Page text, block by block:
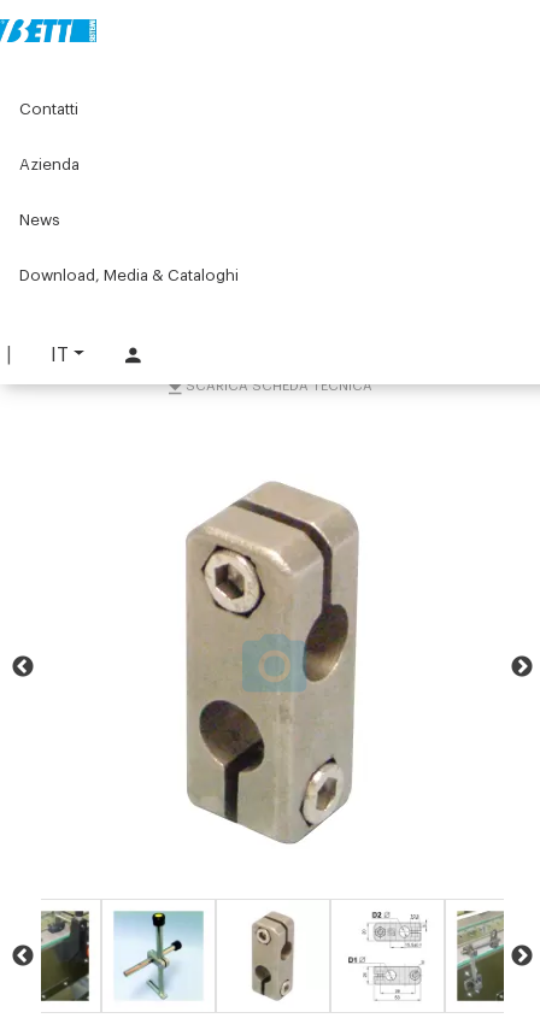
IT
Contatti
Azienda
News
Download, Media & Cataloghi
Morsetti a croce
Morsetto di collegamento
SCARICA SCHEDA TECNICA